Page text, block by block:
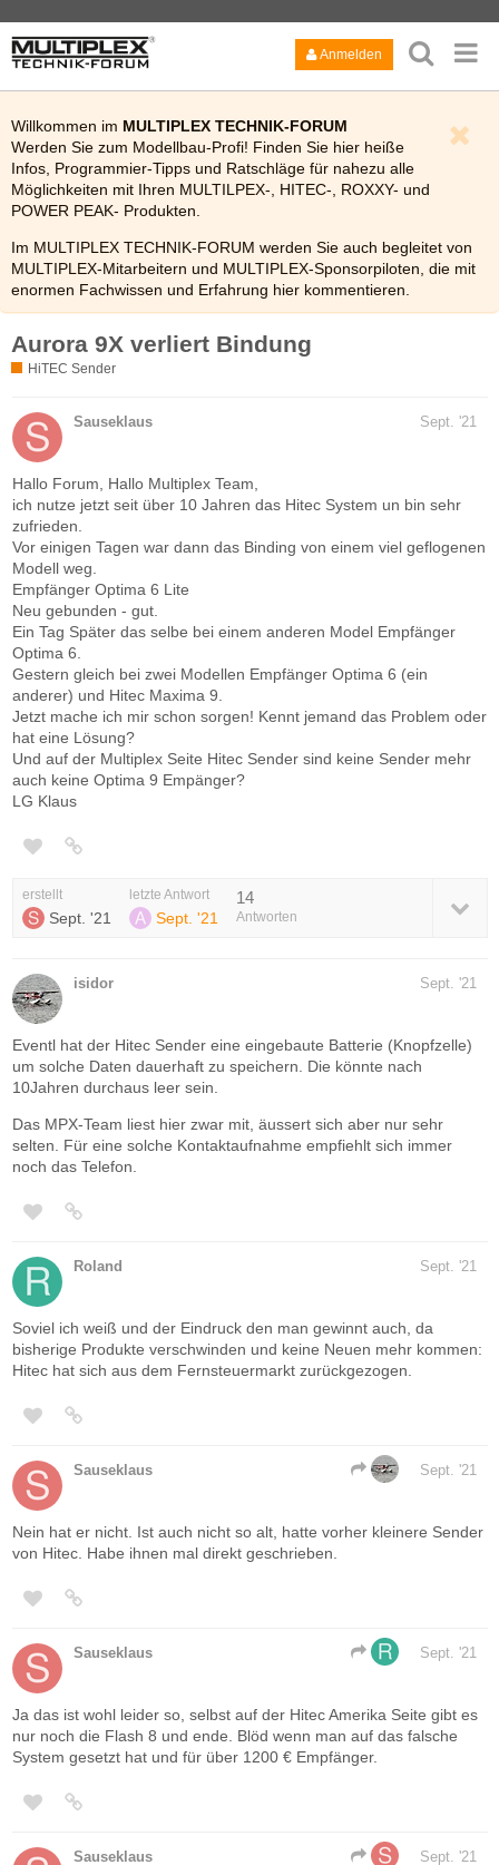
Anmelden
Willkommen im MULTIPLEX TECHNIK-FORUM
Werden Sie zum Modellbau-Profi! Finden Sie hier heiße
Infos, Programmier-Tipps und Ratschläge für nahezu alle
Möglichkeiten mit Ihren MULTILPEX-, HITEC-, ROXXY- und
POWER PEAK- Produkten.
Im MULTIPLEX TECHNIK-FORUM werden Sie auch begleitet von
MULTIPLEX-Mitarbeitern und MULTIPLEX-Sponsorpiloten, die mit
enormen Fachwissen und Erfahrung hier kommentieren.
Bitte lesen Sie auch kurz die
Aurora 9X verliert Bindung
HiTEC Sender
Sauseklaus Sept. '21
Hallo Forum, Hallo Multiplex Team,
ich nutze jetzt seit über 10 Jahren das Hitec System un bin sehr
zufrieden.
Vor einigen Tagen war dann das Binding von einem viel geflogenen
Modell weg.
Empfänger Optima 6 Lite
Neu gebunden - gut.
Ein Tag Später das selbe bei einem anderen Model Empfänger
Optima 6.
Gestern gleich bei zwei Modellen Empfänger Optima 6 (ein
anderer) und Hitec Maxima 9.
Jetzt mache ich mir schon sorgen! Kennt jemand das Problem oder
hat eine Lösung?
Und auf der Multiplex Seite Hitec Sender sind keine Sender mehr
auch keine Optima 9 Empänger?
LG Klaus
erstellt
Sept. '21
letzte Antwort
Sept. '21
14
Antworten
isidor Sept. '21
Eventl hat der Hitec Sender eine eingebaute Batterie (Knopfzelle)
um solche Daten dauerhaft zu speichern. Die könnte nach
10Jahren durchaus leer sein.
Das MPX-Team liest hier zwar mit, äussert sich aber nur sehr
selten. Für eine solche Kontaktaufnahme empfiehlt sich immer
noch das Telefon.
Roland Sept. '21
Soviel ich weiß und der Eindruck den man gewinnt auch, da
bisherige Produkte verschwinden und keine Neuen mehr kommen:
Hitec hat sich aus dem Fernsteuermarkt zurückgezogen.
Sauseklaus Sept. '21
Nein hat er nicht. Ist auch nicht so alt, hatte vorher kleinere Sender
von Hitec. Habe ihnen mal direkt geschrieben.
Sauseklaus Sept. '21
Ja das ist wohl leider so, selbst auf der Hitec Amerika Seite gibt es
nur noch die Flash 8 und ende. Blöd wenn man auf das falsche
System gesetzt hat und für über 1200 € Empfänger.
Sauseklaus Sept. '21